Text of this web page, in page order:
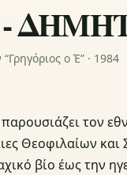
-
ο Έ” · 1984
τον
Θεοφιλαίων
βίο έως την